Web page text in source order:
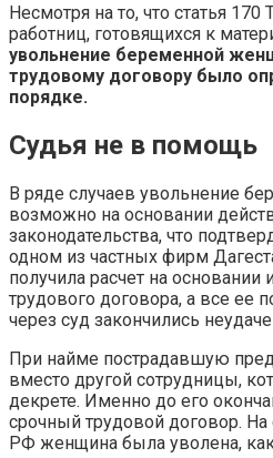
Несмотря на то, что статья
работниц, готовящихся к
увольнение беременной
трудовому договору было
порядке.
Судья не в помощь
В ряде случаев увольнение
возможно на основании
законодательства, что
одном из частных фирм
получила расчет на основании
трудового договора, а все ее
через суд закончились
При найме пострадавшую
вместо другой сотрудницы,
декрете. Именно до его
срочный трудовой договор. На
РФ женщина была уволена,